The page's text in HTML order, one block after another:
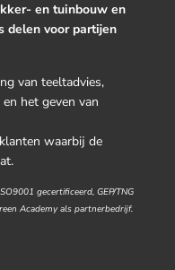
en tuinbouw en
delen voor partijen
van teeltadvies,
het geven van
waarbij de
gecertificeerd, GEP/TNG
Academy als partnerbedrijf.